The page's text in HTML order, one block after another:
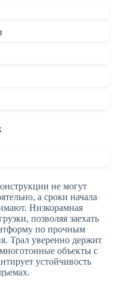
не могут
а сроки начала
Низкорамная
позволяя заехать
по прочным
Трал уверенно держит
объекты с
устойчивость